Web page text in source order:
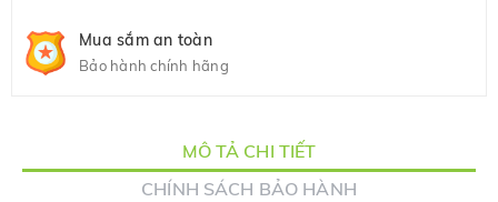
Mua sắm an toàn
Bảo hành chính hãng
MÔ TẢ CHI TIẾT
CHÍNH SÁCH BẢO HÀNH